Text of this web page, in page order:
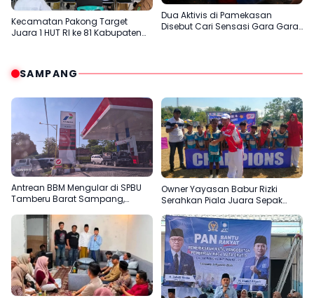
Kecamatan Pakong Target
Juara 1 HUT RI ke 81 Kabupaten
Dua Aktivis di Pamekasan
Disebut Cari Sensasi Gara Gara
SAMPANG
Antrean BBM Mengular di SPBU
Tamberu Barat Sampang,
Pengisian Jeriken di Tengah
Kelangkaan
Owner Yayasan Babur Rizki
Serahkan Piala Juara Sepak